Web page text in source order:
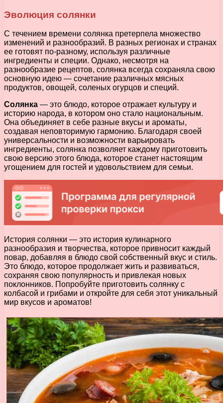
Эволюция солянки
С течением времени солянка претерпела множество
изменений и разнообразий. В разных регионах и странах
ее готовят по-разному, используя различные
ингредиенты и специи. Однако, несмотря на
разнообразие рецептов, солянка всегда сохраняла свою
основную идею — сочетание различных мясных
продуктов, овощей, соленых огурцов и специй.
Солянка — это блюдо, которое отражает культуру и
историю народа, в котором оно стало национальным.
Она объединяет в себе разные вкусы и ароматы,
создавая неповторимую гармонию. Благодаря своей
универсальности и возможности варьировать
ингредиенты, солянка позволяет каждому приготовить
свою версию этого блюда, которое станет настоящим
угощением для гостей и удовольствием для семьи.
История солянки — это история кулинарного
разнообразия и творчества, которое привносит каждый
повар, добавляя в блюдо свой собственный вкус и стиль.
Это блюдо, которое продолжает жить и развиваться,
сохраняя свою популярность и привлекая новых
поклонников. Попробуйте приготовить солянку с
колбасой и грибами и откройте для себя этот уникальный
мир вкусов и ароматов!